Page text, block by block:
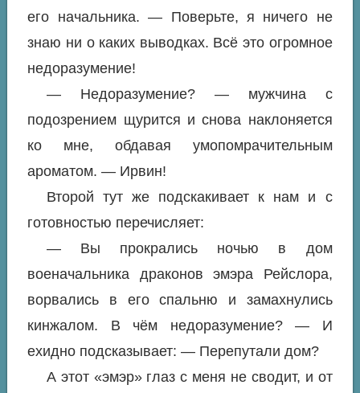
его начальника. — Поверьте, я ничего не
знаю ни о каких выводках. Всё это огромное
недоразумение!
— Недоразумение? — мужчина с
подозрением щурится и снова наклоняется
ко мне, обдавая умопомрачительным
ароматом. — Ирвин!
Второй тут же подскакивает к нам и с
готовностью перечисляет:
— Вы прокрались ночью в дом
военачальника драконов эмэра Рейслора,
ворвались в его спальню и замахнулись
кинжалом. В чём недоразумение? — И
ехидно подсказывает: — Перепутали дом?
А этот «эмэр» глаз с меня не сводит, и от